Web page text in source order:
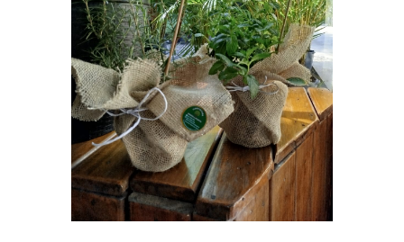
Temperos para decoração